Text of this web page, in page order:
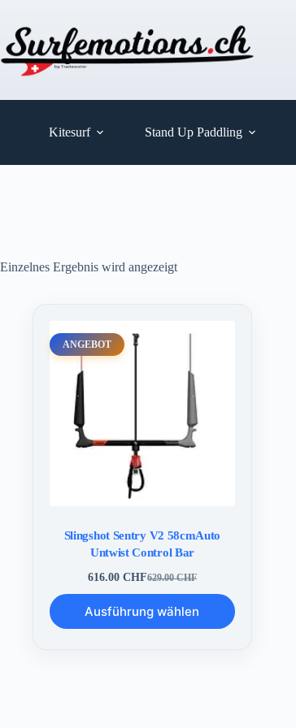
springen
Kitesurf Stand Up Paddling
Einzelnes Ergebnis wird angezeigt
ANGEBOT
Slingshot Sentry V2 58cmAuto
Untwist Control Bar
629.00CHF
Ursprünglicher
Preis
war:
616.00 CHFAktueller
Preis
ist:
Ausführung wählen
Dieses
Produkt
weist